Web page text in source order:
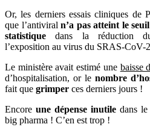
Or, les derniers essais cliniques de
que l’antiviraln’a pas atteint le
statistique dans la réduction
l’exposition au virus du SRAS-CoV-
Le ministère avait estimé une baisse
d’hospitalisation, or le nombre
fait que grimper ces derniers jours !
Encore une dépense inutiledans le
big pharma ! C’en est trop !